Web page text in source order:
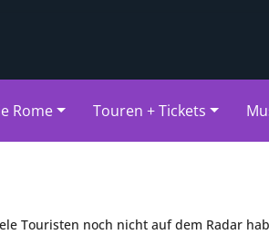
Rome Touren + Tickets
Touristen noch nicht auf dem Radar